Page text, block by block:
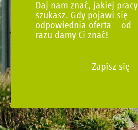
Daj nam znać, jakiej pracy
szukasz. Gdy pojawi się
odpowiednia oferta – od
razu damy Ci znać!
Zapisz się